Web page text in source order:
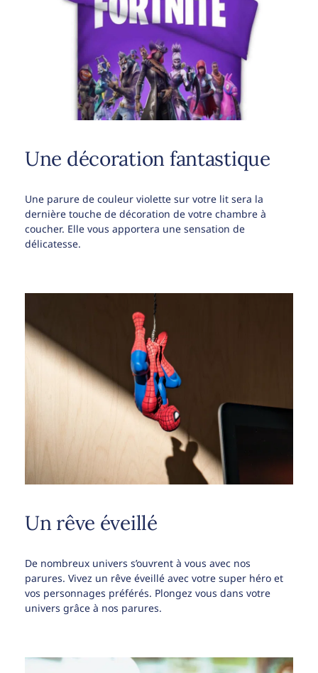
Une décoration fantastique
Une parure de couleur violette sur votre lit sera la
dernière touche de décoration de votre chambre à
coucher. Elle vous apportera une sensation de
délicatesse.
Un rêve éveillé
De nombreux univers s’ouvrent à vous avec nos
parures. Vivez un rêve éveillé avec votre super héro et
vos personnages préférés. Plongez vous dans votre
univers grâce à nos parures.